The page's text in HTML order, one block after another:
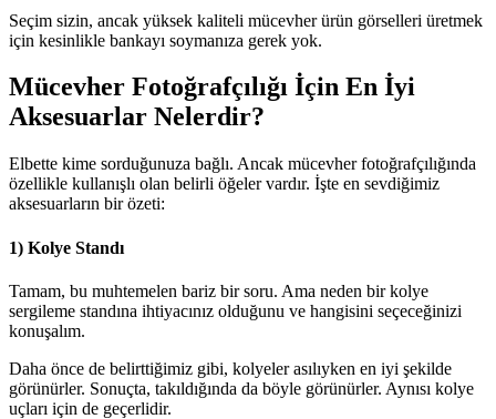
Seçim sizin, ancak yüksek kaliteli mücevher ürün görselleri üretmek
için kesinlikle bankayı soymanıza gerek yok.
Mücevher Fotoğrafçılığı İçin En İyi
Aksesuarlar Nelerdir?
Elbette kime sorduğunuza bağlı. Ancak mücevher fotoğrafçılığında
özellikle kullanışlı olan belirli öğeler vardır. İşte en sevdiğimiz
aksesuarların bir özeti:
1) Kolye Standı
Tamam, bu muhtemelen bariz bir soru. Ama neden bir kolye
sergileme standına ihtiyacınız olduğunu ve hangisini seçeceğinizi
konuşalım.
Daha önce de belirttiğimiz gibi, kolyeler asılıyken en iyi şekilde
görünürler. Sonuçta, takıldığında da böyle görünürler. Aynısı kolye
uçları için de geçerlidir.